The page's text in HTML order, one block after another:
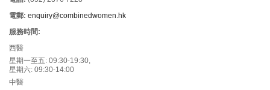
電郵: enquiry@combinedwomen.hk
服務時間:
西醫
星期一至五: 09:30-19:30,
星期六: 09:30-14:00
中醫